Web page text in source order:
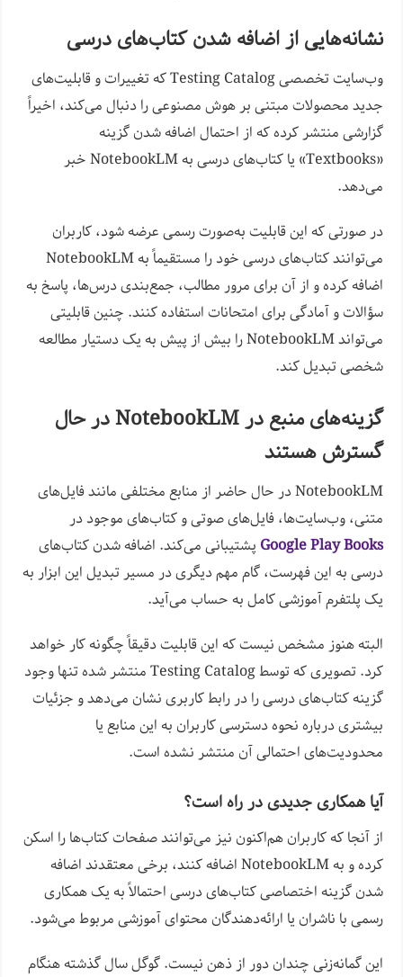
نشانه‌هایی از اضافه شدن کتاب‌های درسی
وب‌سایت تخصصی Testing Catalog که تغییرات و قابلیت‌های
جدید محصولات مبتنی بر هوش مصنوعی را دنبال می‌کند، اخیراً
گزارشی منتشر کرده که از احتمال اضافه شدن گزینه
«Textbooks» یا کتاب‌های درسی به NotebookLM خبر
می‌دهد.
در صورتی که این قابلیت به‌صورت رسمی عرضه شود، کاربران
می‌توانند کتاب‌های درسی خود را مستقیماً به NotebookLM
اضافه کرده و از آن برای مرور مطالب، جمع‌بندی درس‌ها، پاسخ به
سؤالات و آمادگی برای امتحانات استفاده کنند. چنین قابلیتی
می‌تواند NotebookLM را بیش از پیش به یک دستیار مطالعه
شخصی تبدیل کند.
گزینه‌های منبع در NotebookLM در حال
گسترش هستند
NotebookLM در حال حاضر از منابع مختلفی مانند فایل‌های
متنی، وب‌سایت‌ها، فایل‌های صوتی و کتاب‌های موجود در
Google Play Books پشتیبانی می‌کند. اضافه شدن کتاب‌های
درسی به این فهرست، گام مهم دیگری در مسیر تبدیل این ابزار به
یک پلتفرم آموزشی کامل به حساب می‌آید.
البته هنوز مشخص نیست که این قابلیت دقیقاً چگونه کار خواهد
کرد. تصویری که توسط Testing Catalog منتشر شده تنها وجود
گزینه کتاب‌های درسی را در رابط کاربری نشان می‌دهد و جزئیات
بیشتری درباره نحوه دسترسی کاربران به این منابع یا
محدودیت‌های احتمالی آن منتشر نشده است.
آیا همکاری جدیدی در راه است؟
از آنجا که کاربران هم‌اکنون نیز می‌توانند صفحات کتاب‌ها را اسکن
کرده و به NotebookLM اضافه کنند، برخی معتقدند اضافه
شدن گزینه اختصاصی کتاب‌های درسی احتمالاً به یک همکاری
رسمی با ناشران یا ارائه‌دهندگان محتوای آموزشی مربوط می‌شود.
این گمانه‌زنی چندان دور از ذهن نیست. گوگل سال گذشته هنگام